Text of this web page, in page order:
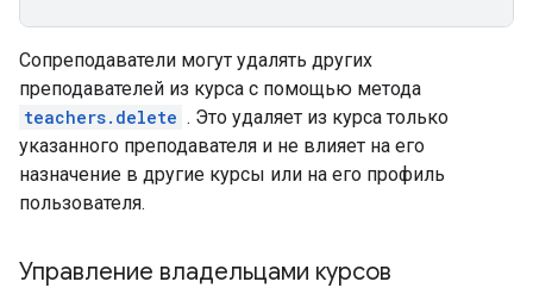
Сопреподаватели могут удалять других
преподавателей из курса с помощью метода
teachers.delete . Это удаляет из курса только
указанного преподавателя и не влияет на его
назначение в другие курсы или на его профиль
пользователя.
Управление владельцами курсов